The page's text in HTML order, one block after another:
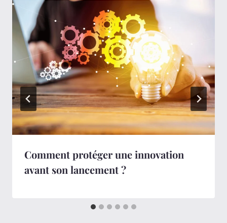
Comment protéger une innovation
avant son lancement ?